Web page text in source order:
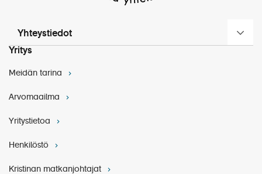
Yhteystiedot
Yritys
Meidän tarina
Arvomaailma
Yritystietoa
Henkilöstö
Kristinan matkanjohtajat